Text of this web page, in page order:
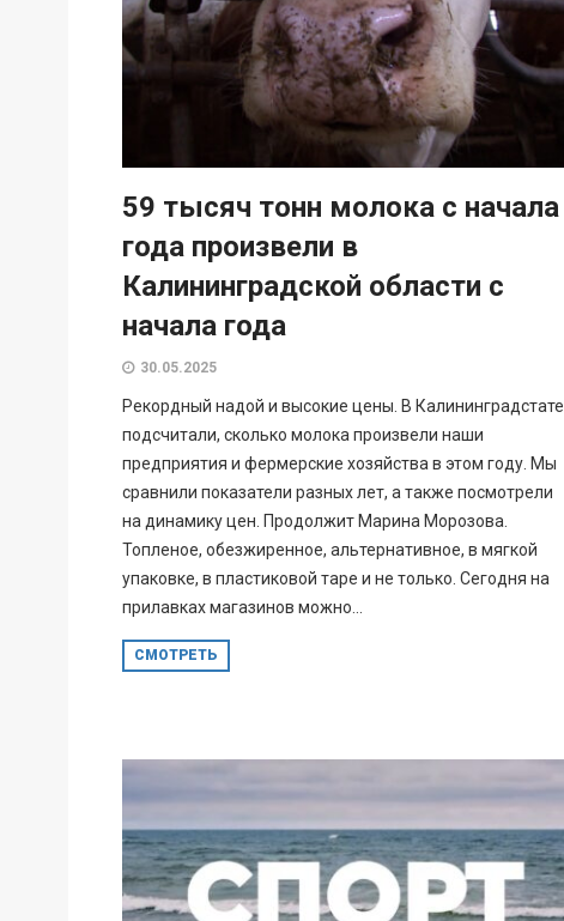
59 тысяч тонн молока с начала
года произвели в
Калининградской области с
начала года
30.05.2025
Рекордный надой и высокие цены. В Калининградстате
подсчитали, сколько молока произвели наши
предприятия и фермерские хозяйства в этом году. Мы
сравнили показатели разных лет, а также посмотрели
на динамику цен. Продолжит Марина Морозова.
Топленое, обезжиренное, альтернативное, в мягкой
упаковке, в пластиковой таре и не только. Сегодня на
прилавках магазинов можно...
СМОТРЕТЬ